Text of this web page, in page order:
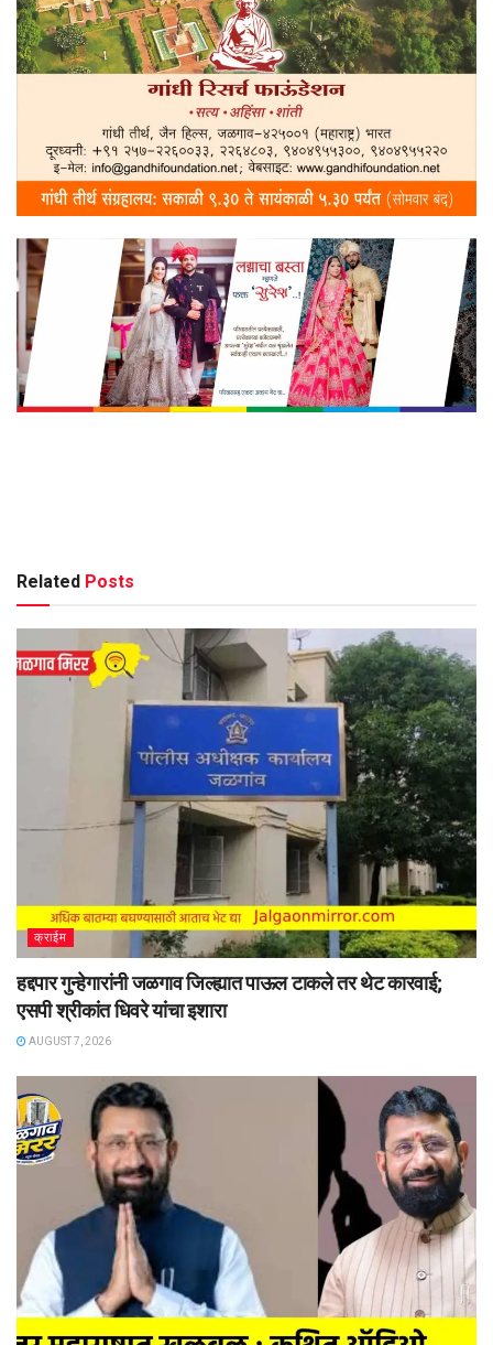
Related Posts
क्राईम
हद्दपार गुन्हेगारांनी जळगाव जिल्ह्यात पाऊल टाकले तर थेट कारवाई;
एसपी श्रीकांत धिवरे यांचा इशारा
AUGUST 7, 2026